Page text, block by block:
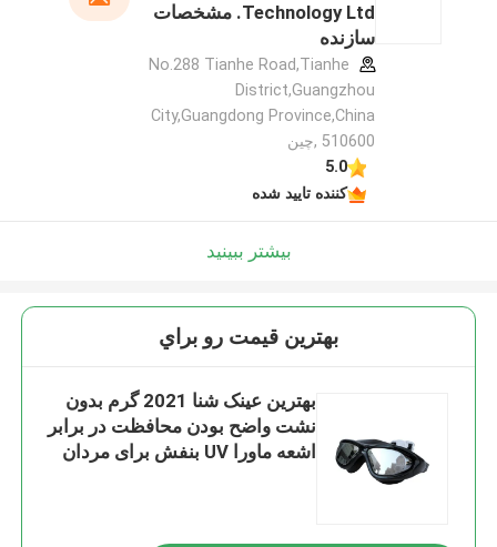
Technology Ltd. مشخصات
سازنده
No.288 Tianhe Road,Tianhe
District,Guangzhou
City,Guangdong Province,China
510600 ,چین
5.0
کننده تایید شده
بیشتر ببینید
بهترين قيمت رو براي
بهترین عینک شنا 2021 گرم بدون
نشت واضح بودن محافظت در برابر
اشعه ماورا UV بنفش برای مردان